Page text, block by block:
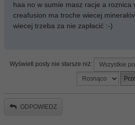
haa no w sumie masz racje a roznica
creafusion ma troche wiecej
wiecej trzeba za nie zapłacić :-)
Wyświetl posty nie starsze niż:
ODPOWIEDZ